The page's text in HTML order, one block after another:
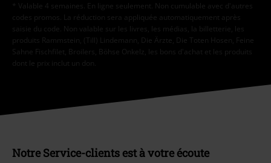
* Valable 4 semaines. En ligne seulement. Non cumulable avec d'autres
codes promos. La réduction sera appliquée automatiquement après
saisie du code. Non valable sur les livres, les médias, la billetterie, les
produits Rammstein, (Till) Lindemann, Die Ärzte, Die Toten Hosen, Feine
Sahne Fischfilet, Broilers, Böhse Onkelz, les bons d'achat et les produits
dont le prix inclut un don.
Notre Service-clients est à votre écoute